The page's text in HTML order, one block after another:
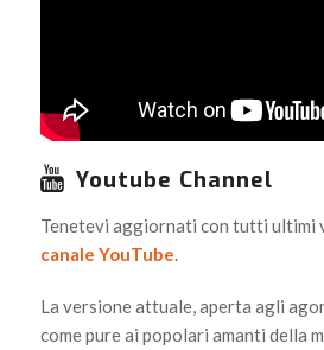
Youtube Channel
Tenetevi aggiornati con tutti ultimi
canale YouTube
La versione attuale, aperta agli
come pure ai popolari amanti della